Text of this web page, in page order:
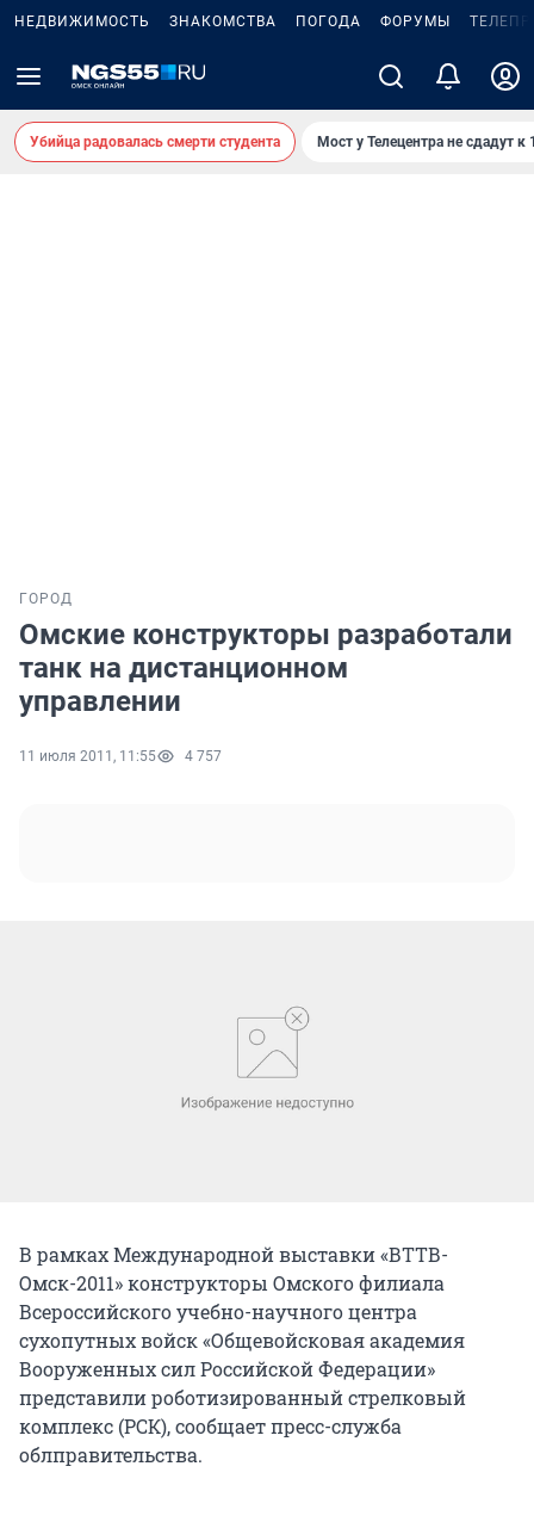
НЕДВИЖИМОСТЬ ЗНАКОМСТВА ПОГОДА ФОРУМЫ
Убийца радовалась смерти студента Мост у Телецентра не сдадут к
ГОРОД
Омские конструкторы разработали
танк на дистанционном
управлении
11 июля 2011, 11:55 4 757
В рамках Международной выставки «ВТТВ-
Омск-2011» конструкторы Омского филиала
Всероссийского учебно-научного центра
сухопутных войск «Общевойсковая академия
Вооруженных сил Российской Федерации»
представили роботизированный стрелковый
комплекс (РСК), сообщает пресс-служба
облправительства.